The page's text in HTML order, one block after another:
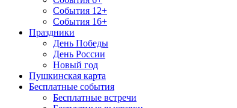
События 12+
События 16+
Праздники
День Победы
День России
Новый год
Пушкинская карта
Бесплатные события
Бесплатные встречи